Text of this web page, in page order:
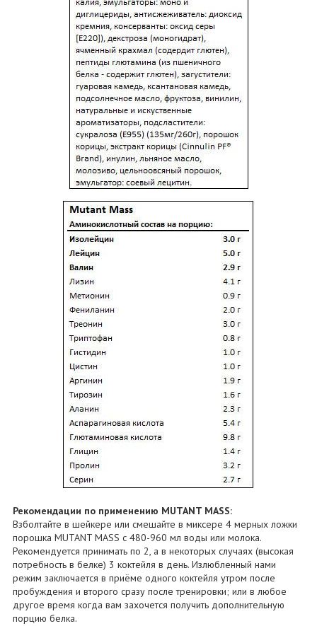
Рекомендации по применению MUTANT MASS:
Взболтайте в шейкере или смешайте в миксере 4 мерных ложки
порошка MUTANT MASS с 480-960 мл воды или молока.
Рекомендуется принимать по 2, а в некоторых случаях (высокая
потребность в белке) 3 коктейля в день. Излюбленный нами
режим заключается в приёме одного коктейля утром после
пробуждения и второго сразу после тренировки; или в любое
другое время когда вам захочется получить дополнительную
порцию белка.